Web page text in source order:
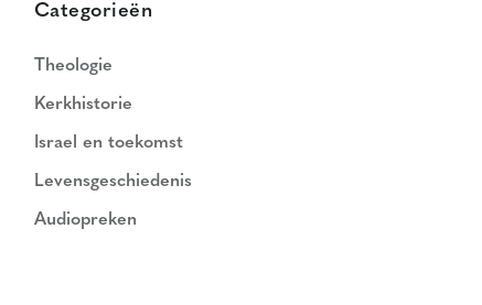
Categorieën
Theologie
Kerkhistorie
Israel en toekomst
Levensgeschiedenis
Audiopreken